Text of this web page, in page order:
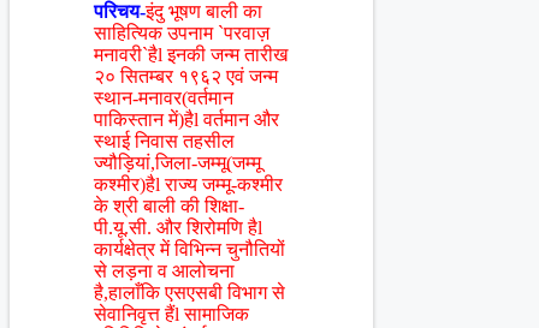
परिचय-इंदु भूषण बाली का
साहित्यिक उपनाम `परवाज़
मनावरी`हैl इनकी जन्म तारीख
२० सितम्बर १९६२ एवं जन्म
स्थान-मनावर(वर्तमान
पाकिस्तान में)हैl वर्तमान और
स्थाई निवास तहसील
ज्यौड़ियां,जिला-जम्मू(जम्मू
कश्मीर)हैl राज्य जम्मू-कश्मीर
के श्री बाली की शिक्षा-
पी.यू.सी. और शिरोमणि हैl
कार्यक्षेत्र में विभिन्न चुनौतियों
से लड़ना व आलोचना
है,हालाँकि एसएसबी विभाग से
सेवानिवृत्त हैंl सामाजिक